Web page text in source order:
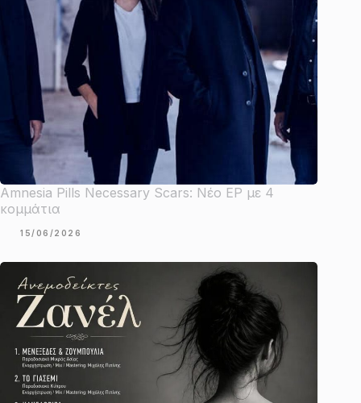
Amnesia Pills Necessary Scars: Νέο EP με 4
κομμάτια
15/06/2026